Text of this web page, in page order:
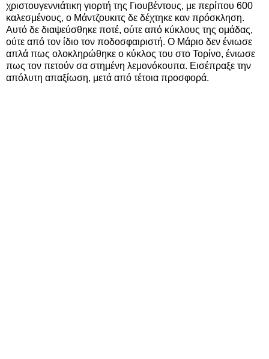
χριστουγεννιάτικη γιορτή της Γιουβέντους, με περίπου 600
καλεσμένους, ο Μάντζουκιτς δε δέχτηκε καν πρόσκληση.
Αυτό δε διαψεύσθηκε ποτέ, ούτε από κύκλους της ομάδας,
ούτε από τον ίδιο τον ποδοσφαιριστή. Ο Μάριο δεν ένιωσε
απλά πως ολοκληρώθηκε ο κύκλος του στο Τορίνο, ένιωσε
πως τον πετούν σα στημένη λεμονόκουπα. Εισέπραξε την
απόλυτη απαξίωση, μετά από τέτοια προσφορά.